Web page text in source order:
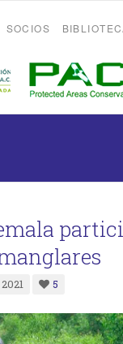
SOCIOS
5